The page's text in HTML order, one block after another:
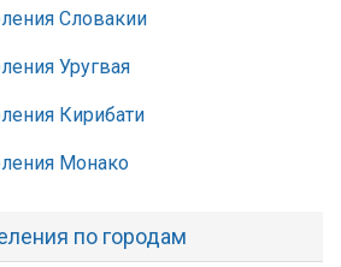
Словакии
Уругвая
Кирибати
Монако
по городам